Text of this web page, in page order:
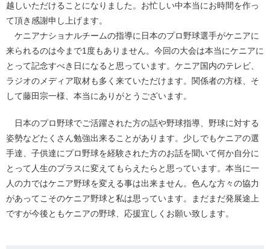
越しいただけることになりました。お忙しい中本当にお時間を作っ
て頂き感謝申し上げます。
ケニアナショナルチームの指導に日本のプロ野球選手がケニアに
来られるのは今まで1度もありません。今回の大会は本当にケニアに
とって記念すべき日になると思っています。ケニア国内のテレビ、
ラジオのメディア取材も多く来ていただけます。関係者の方様、そ
して藤田宗一様、本当にありがとうございます。
日本のプロ野球でご活躍された方の話や野球指導、野球に対する
姿勢などたくさん勉強出来ることがあります。少しでもケニアの選
手達、子供達にプロ野球を経験された方のお話を聞いて何か自分に
とって人生のプラスに変えてもらえたらと思っています。本当に一
人の力ではケニア野球を変える事は出来ません。色んな方々の協力
があってこそのケニア野球と私は思っています。まだまだ発展途上
ですが今後ともケニアの野球、応援宜しくお願い致します。